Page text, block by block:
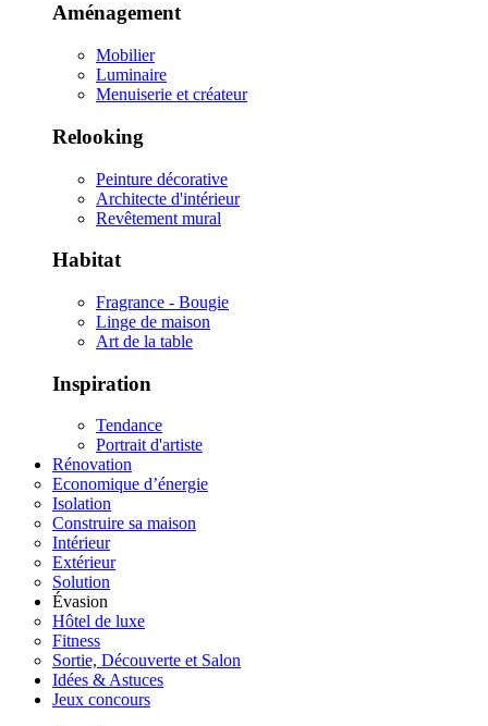
Aménagement
Mobilier
Luminaire
Menuiserie et créateur
Relooking
Peinture décorative
Architecte d'intérieur
Revêtement mural
Habitat
Fragrance - Bougie
Linge de maison
Art de la table
Inspiration
Tendance
Portrait d'artiste
Rénovation
Economique d’énergie
Isolation
Construire sa maison
Intérieur
Extérieur
Solution
Évasion
Hôtel de luxe
Fitness
Sortie, Découverte et Salon
Idées & Astuces
Jeux concours